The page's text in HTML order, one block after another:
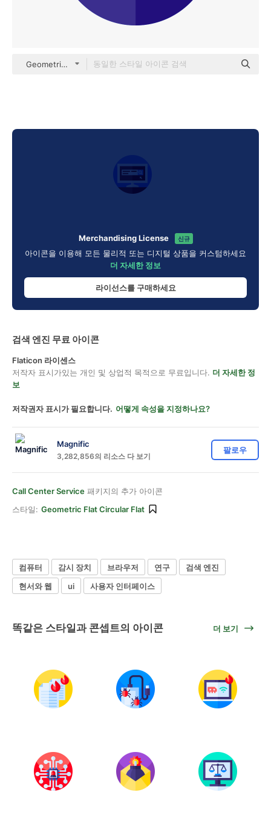
Geometric Flat Circular Flat
Merchandising License 신규
아이콘을 이용해 모든 물리적 또는 디지털 상품을 커스텀하세요
더 자세한 정보
라이선스를 구매하세요
검색 엔진 무료 아이콘
Flaticon 라이센스
저작자 표시가있는 개인 및 상업적 목적으로 무료입니다. 더 자세한 정
보
저작권자 표시가 필요합니다. 어떻게 속성을 지정하나요?
Magnific
3,282,856의 리소스 다 보기
팔로우
Call Center Service 패키지의 추가 아이콘
스타일: Geometric Flat Circular Flat
컴퓨터 감시 장치 브라우저 연구
검색 엔진
현서와 웹
ui 사용자 인터페이스
똑같은 스타일과 콘셉트의 아이콘 더 보기